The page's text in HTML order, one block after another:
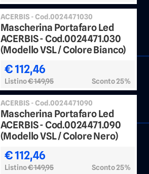
ACERBIS - Cod.0024471030
Mascherina Portafaro Led
ACERBIS - Cod.0024471.030
(Modello VSL / Colore Bianco)
€ 112,46
Listino€ 149,95 Sconto 25%
ACERBIS - Cod.0024471090
Mascherina Portafaro Led
ACERBIS - Cod.0024471.090
(Modello VSL / Colore Nero)
€ 112,46
Listino€ 149,95 Sconto 25%